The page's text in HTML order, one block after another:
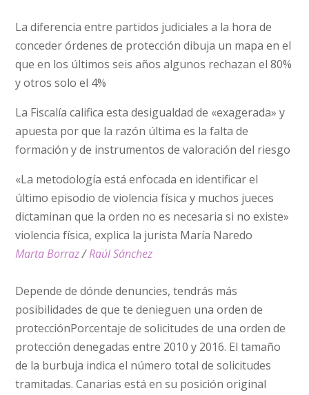
La diferencia entre partidos judiciales a la hora de
conceder órdenes de protección dibuja un mapa en el
que en los últimos seis años algunos rechazan el 80%
y otros solo el 4%
La Fiscalía califica esta desigualdad de «exagerada» y
apuesta por que la razón última es la falta de
formación y de instrumentos de valoración del riesgo
«La metodología está enfocada en identificar el
último episodio de violencia física y muchos jueces
dictaminan que la orden no es necesaria si no existe»
violencia física, explica la jurista María Naredo
Marta Borraz /Raúl Sánchez
Depende de dónde denuncies, tendrás más
posibilidades de que te denieguen una orden de
protecciónPorcentaje de solicitudes de una orden de
protección denegadas entre 2010 y 2016. El tamaño
de la burbuja indica el número total de solicitudes
tramitadas. Canarias está en su posición original